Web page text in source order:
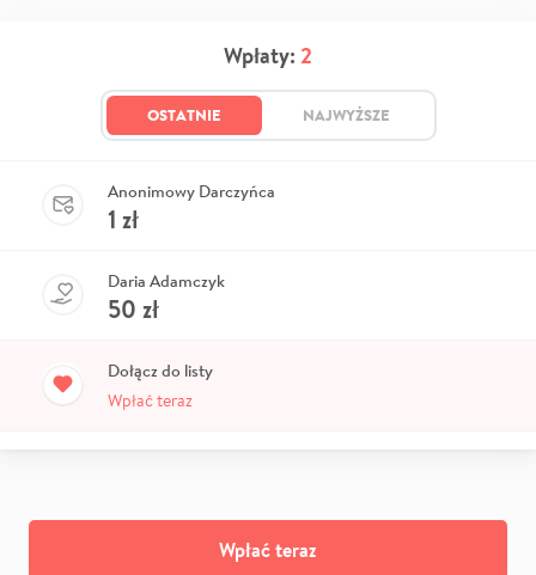
Wpłaty: 2
OSTATNIE NAJWYŻSZE
Anonimowy Darczyńca
1 zł
Daria Adamczyk
50 zł
Dołącz do listy
Wpłać teraz
Wpłać teraz